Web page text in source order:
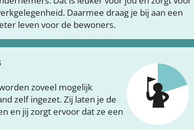
Daarmee draag je bij aan een
leven voor de bewoners.
zoveel mogelijk
zelf ingezet. Zij laten je de
en jij zorgt ervoor dat ze een